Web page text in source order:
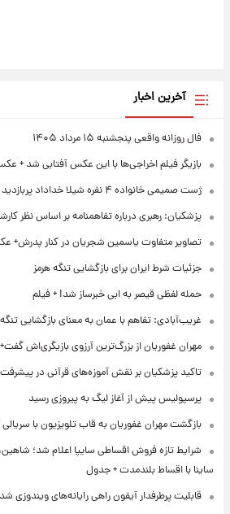
آخرین اخبار
فال روزانه واقعی پنجشنبه ۱۵ مرداد ۱۴۰۵
بازیگر فیلم اخراجی‌ها با این عکس آفتابی شد +
ژست صمیمی خانواده ۴ نفره شیلا خداداد پربازدید شد + عکس
پزشکیان: رهبری درباره تفاهمنامه بر اساس نظر
تصاویر متفاوت یاسمین شجریان در کنار پدرش+
جزئیات شرط ایران برای بازگشایی تنگه هرمز
حمله لفظی قیصر به ابی خبرساز شد! + فیلم
غریب‌آبادی: تفاهم با عمان به معنای بازگشایی
مهران غفوریان از بزرگ‌ترین آرزوی بازیگری‌اش
تاکید پزشکیان بر نقش آموزه‌های قرآنی در
پرسپولیس پیش از آغاز لیگ به پیروزی رسید
بازگشت مهران غفوریان به قاب تلویزیون با
شرایط تازه فروش اقساطی سایپا اعلام شد؛
ساینا با اقساط بلندمدت + جدول
قابلیت پرطرفدار آیفون راهی رایانه‌های